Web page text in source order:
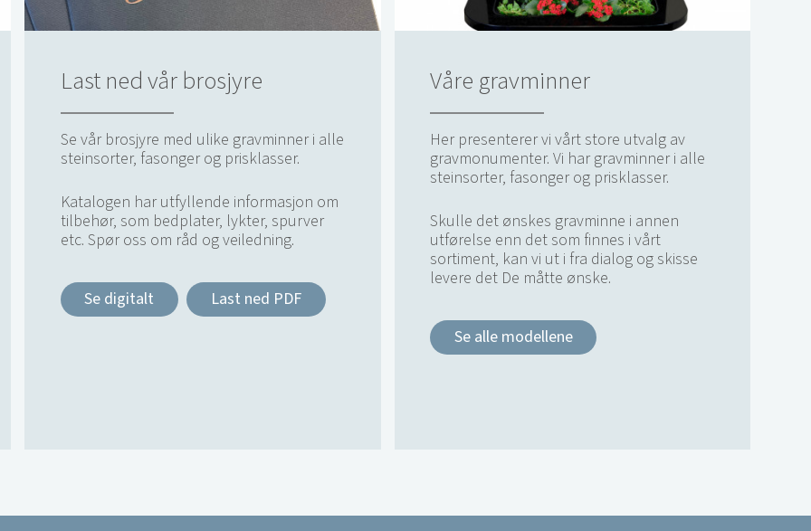
Last ned vår brosjyre
Se vår brosjyre med ulike gravminner i alle
steinsorter, fasonger og prisklasser.
Katalogen har utfyllende informasjon om
tilbehør, som bedplater, lykter, spurver
etc. Spør oss om råd og veiledning.
Se digitalt Last ned PDF
Våre gravminner
Her presenterer vi vårt store utvalg av
gravmonumenter. Vi har gravminner i alle
steinsorter, fasonger og prisklasser.
Skulle det ønskes gravminne i annen
utførelse enn det som finnes i vårt
sortiment, kan vi ut i fra dialog og skisse
levere det De måtte ønske.
Se alle modellene